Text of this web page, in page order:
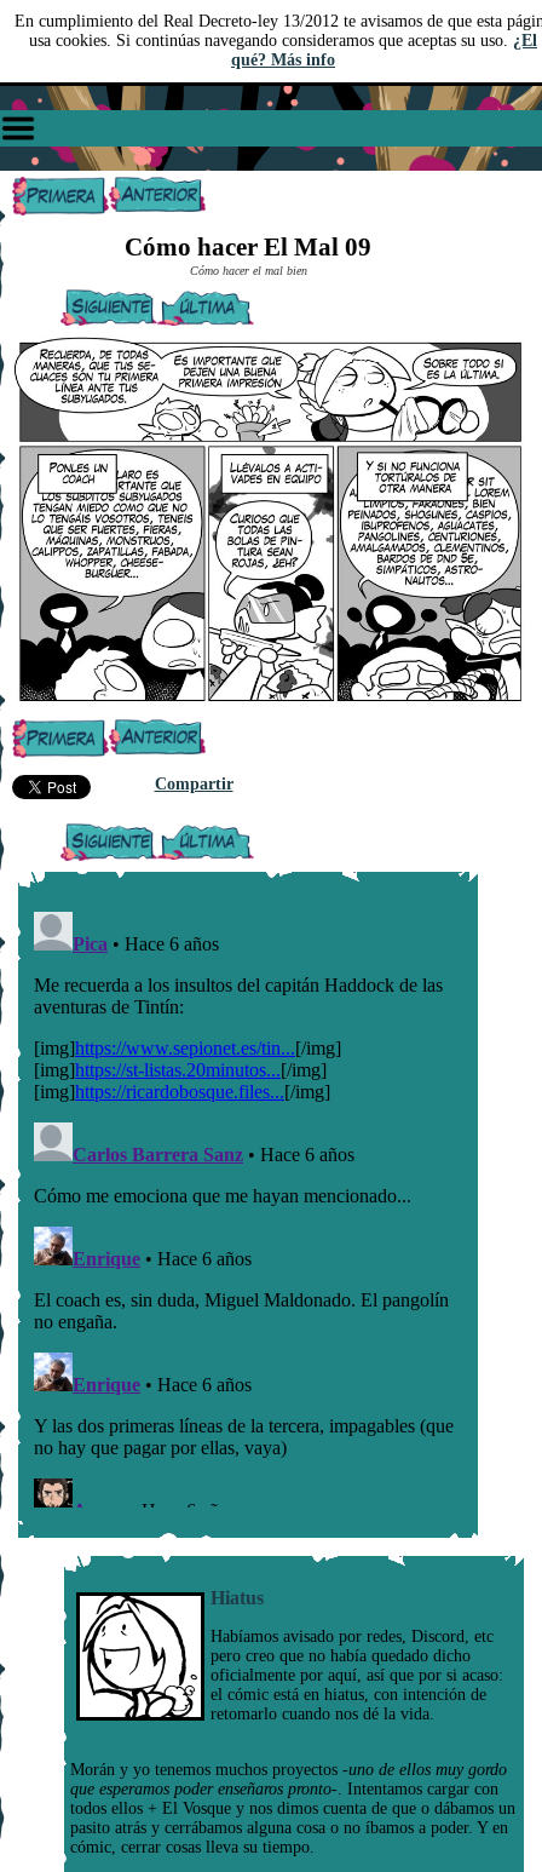
En cumplimiento del Real Decreto-ley 13/2012 te avisamos de que esta
usa cookies. Si continúas navegando consideramos que aceptas su uso. ¿El
qué? Más info
Cómo hacer El Mal 09
Cómo hacer el mal bien
Compartir
Hiatus
Habíamos avisado por redes, Discord, etc
pero creo que no había quedado dicho
oficialmente por aquí, así que por si acaso:
el cómic está en hiatus, con intención de
retomarlo cuando nos dé la vida.
Morán y yo tenemos muchos proyectos -uno de ellos muy gordo
que esperamos poder enseñaros pronto- . Intentamos cargar con
todos ellos + El Vosque y nos dimos cuenta de que o dábamos un
pasito atrás y cerrábamos alguna cosa o no íbamos a poder. Y en
cómic, cerrar cosas lleva su tiempo.